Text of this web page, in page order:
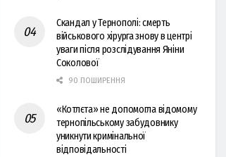
Скандал у Тернополі: смерть
військового хірурга знову в центрі
уваги після розслідування Яніни
Соколової
90 ПОШИРЕННЯ
«Котлєта» не допомогла відомому
тернопільському забудовнику
уникнути кримінальної
відповідальності